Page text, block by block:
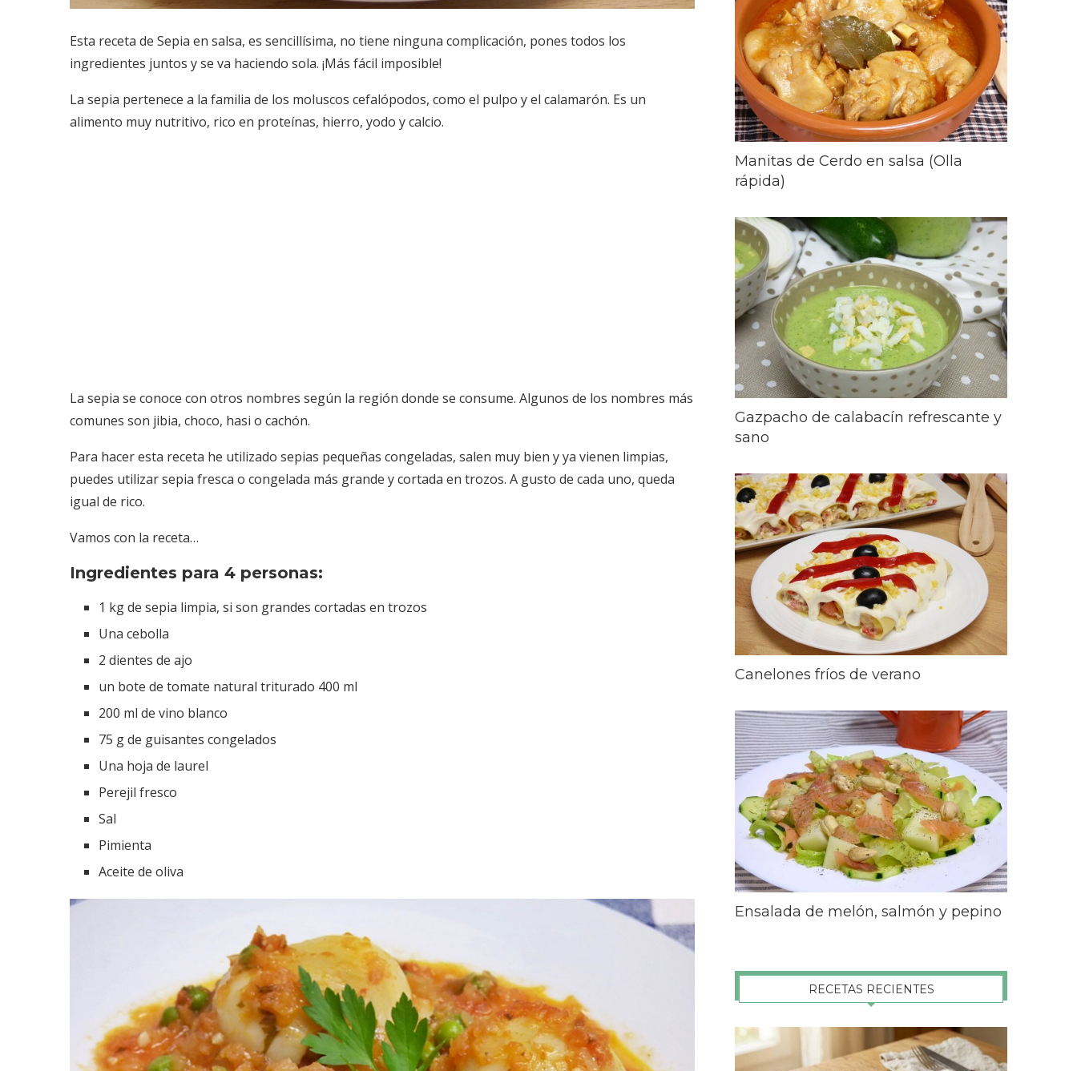
Esta receta de Sepia en salsa, es sencillísima, no tiene ninguna complicación, pones todos los
ingredientes juntos y se va haciendo sola. ¡Más fácil imposible!
La sepia pertenece a la familia de los moluscos cefalópodos, como el pulpo y el calamarón. Es un
alimento muy nutritivo, rico en proteínas, hierro, yodo y calcio.
La sepia se conoce con otros nombres según la región donde se consume. Algunos de los nombres más
comunes son jibia, choco, hasi o cachón.
Para hacer esta receta he utilizado sepias pequeñas congeladas, salen muy bien y ya vienen limpias,
puedes utilizar sepia fresca o congelada más grande y cortada en trozos. A gusto de cada uno, queda
igual de rico.
Vamos con la receta…
Ingredientes para 4 personas:
1 kg de sepia limpia, si son grandes cortadas en trozos
Una cebolla
2 dientes de ajo
un bote de tomate natural triturado 400 ml
200 ml de vino blanco
75 g de guisantes congelados
Una hoja de laurel
Perejil fresco
Sal
Pimienta
Aceite de oliva
Manitas de Cerdo en salsa (Olla
rápida)
Gazpacho de calabacín refrescante y
sano
Canelones fríos de verano
Ensalada de melón, salmón y pepino
RECETAS RECIENTES